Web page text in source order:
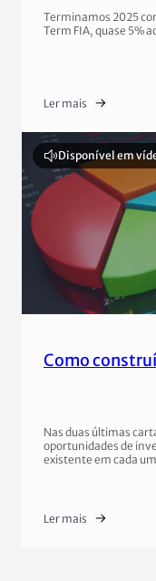
Terminamos 2025
Term FIA, quase 5%
Ler mais
Disponível em
Como
Nas duas últimas
oportunidades de
existente em cada
Ler mais